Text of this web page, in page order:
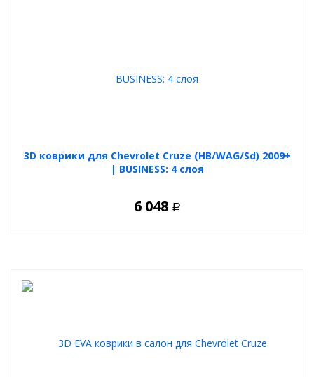
3D коврики для Chevrolet Cruze (HB/WAG/Sd) 2009+
| BUSINESS: 4 слоя
6 048 Р